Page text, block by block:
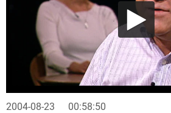
2004-08-23 00:58:50